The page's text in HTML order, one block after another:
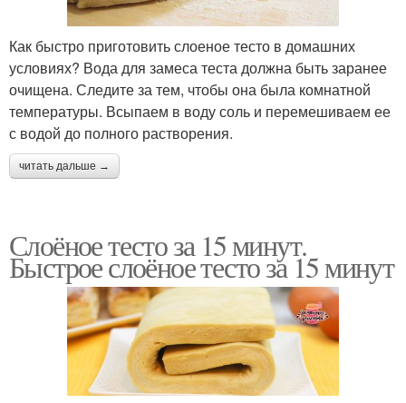
Как быстро приготовить слоеное тесто в домашних
условиях? Вода для замеса теста должна быть заранее
очищена. Следите за тем, чтобы она была комнатной
температуры. Всыпаем в воду соль и перемешиваем ее
с водой до полного растворения.
читать дальше →
Слоёное тесто за 15 минут.
Быстрое слоёное тесто за 15 минут